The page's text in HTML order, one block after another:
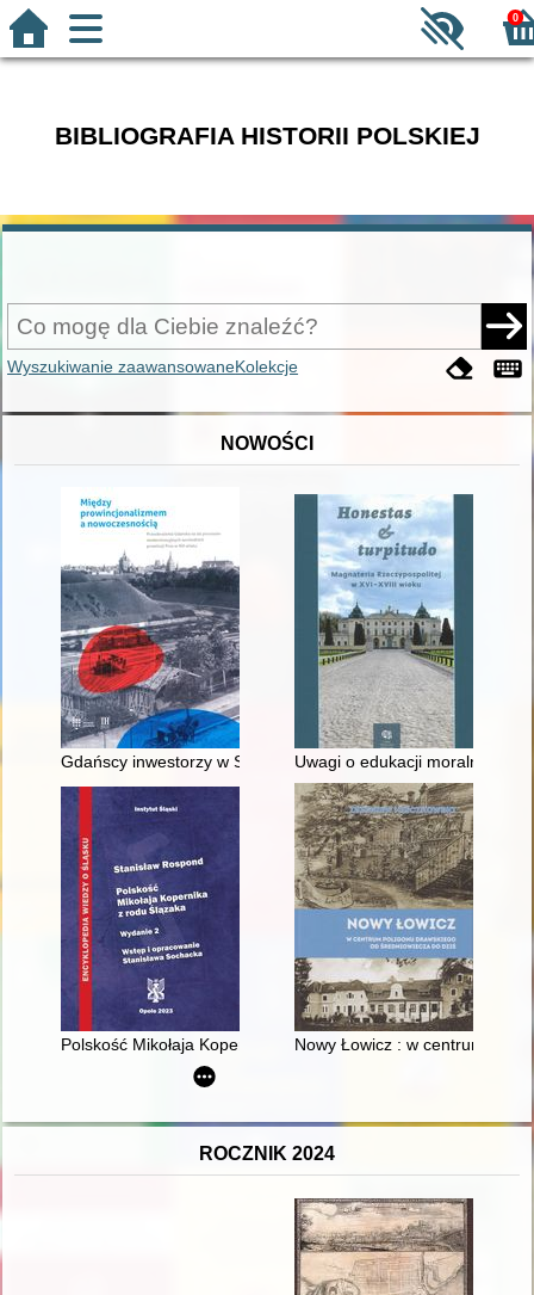
0
BIBLIOGRAFIA HISTORII POLSKIEJ
Wyszukiwanie zaawansowaneKolekcje
NOWOŚCI
Gdańscy inwestorzy w Sopocie : prestiż finansowy i
Uwagi o edukacji moralnej
Polskość Mikołaja Kopernika z rodu ŚlązakaNowy Łowicz : w centrum
ROCZNIK 2024